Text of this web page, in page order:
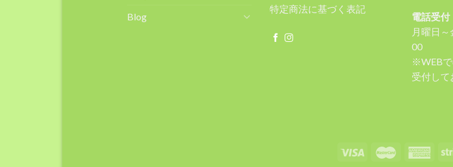
Blog
特定商法に基づく表記
電話受付
月曜日～
00
※WEBで
受付して